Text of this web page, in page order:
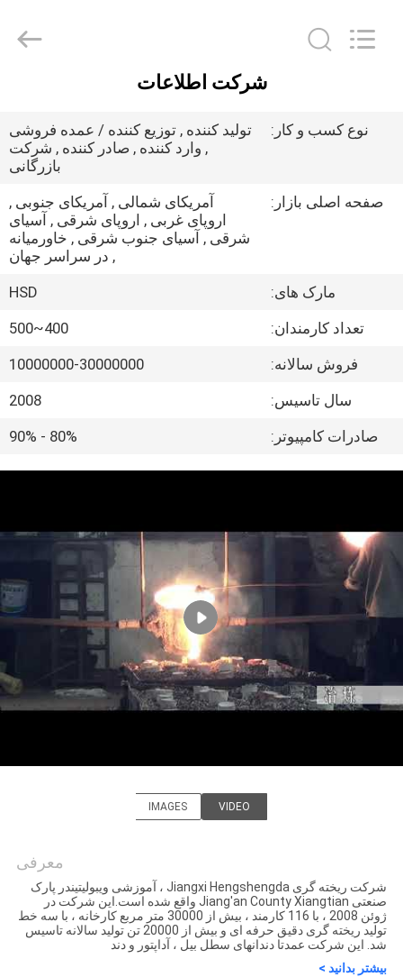
درباره
کارخانه
با
تماس
بگیرید
درخواست
نقل
قول
سایت
شرکت اطلاعات
نوع کسب و کار:
تولید کننده , توزیع کننده / عمده فروشی
, وارد کننده , صادر کننده , شرکت
بازرگانی
صفحه اصلی بازار:
آمریکای شمالی , آمریکای جنوبی ,
اروپای غربی , اروپای شرقی , آسیای
شرقی , آسیای جنوب شرقی , خاورمیانه
, در سراسر جهان
مارک های:
HSD
تعداد کارمندان:
400~500
فروش سالانه:
10000000-30000000
سال تاسیس:
2008
صادرات کامپیوتر:
80% - 90%
Co.,Ltd
VIDEO
IMAGES
معرفی
شرکت ریخته گری Jiangxi Hengshengda ، آموزشی ویبولیتیندر پارک
صنعتی Jiang'an County Xiangtian واقع شده است.این شرکت در
ژوئن 2008 ، با 116 کارمند ، بیش از 30000 متر مربع کارخانه ، با سه خط
تولید ریخته گری دقیق حرفه ای و بیش از 20000 تن تولید سالانه تاسیس
شد. این شرکت عمدتا دندانهای سطل بیل ، آداپتور و دند
بیشتر بدانید >